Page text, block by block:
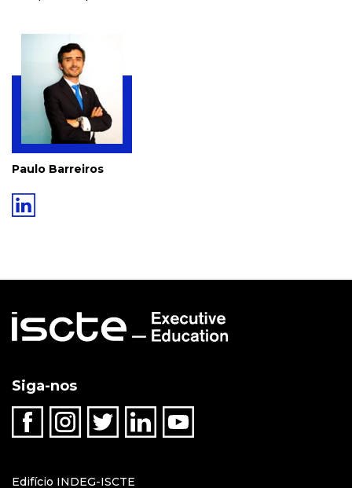
Paulo Barreiros
Siga-nos
Edifício INDEG-ISCTE